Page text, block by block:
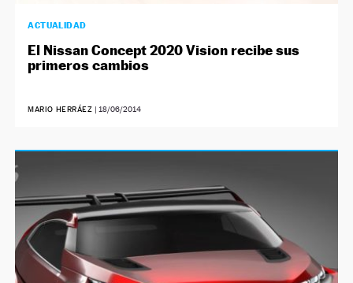
ACTUALIDAD
El Nissan Concept 2020 Vision recibe sus
primeros cambios
MARIO HERRÁEZ | 18/06/2014